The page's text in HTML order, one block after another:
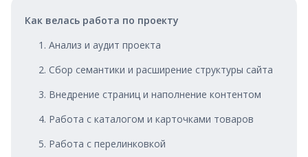
Как велась работа по проекту
1. Анализ и аудит проекта
2. Сбор семантики и расширение структуры сайта
3. Внедрение страниц и наполнение контентом
4. Работа с каталогом и карточками товаров
5. Работа с перелинковкой